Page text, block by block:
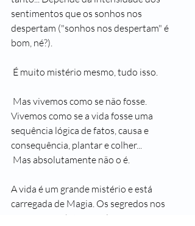
sentimentos que os sonhos nos
despertam ("sonhos nos despertam" é
bom, né?).
É muito mistério mesmo, tudo isso.
Vivemos como se a vida fosse uma
sequência lógica de fatos, causa e
consequência, plantar e colher...
Mas absolutamente não o é.
A vida é um grande mistério e está
carregada de Magia. Os segredos nos
cercam, as súbitas revelações nos